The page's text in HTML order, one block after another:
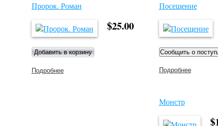
Пророк. Роман
$25.00
Подробнеео Пророк. Роман
Посещение
Подробнеео
Монстр